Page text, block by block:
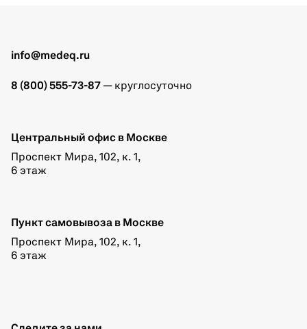
info@medeq.ru
8 (800) 555-73-87 — круглосуточно
Центральный офис в Москве
Проспект Мира, 102, к. 1,
6 этаж
Пункт самовывоза в Москве
Проспект Мира, 102, к. 1,
6 этаж